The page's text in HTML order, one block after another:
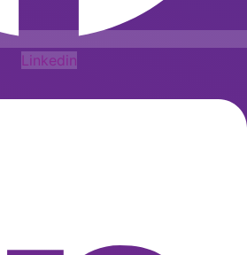
Linkedin